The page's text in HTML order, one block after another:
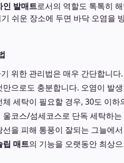
인 발매트로서의 역할도 톡톡히
쉬운 장소에 두면 바닥 오염을
위한 관리법은 매우 간단합니
으로도 충분합니다. 오염이 발
세탁이 필요할 경우, 30도 이하
코스/섬세코스로 단독 세탁하
을 피해 통풍이 잘되는 그늘에
립 매트의 기능을 오랫동안 최상